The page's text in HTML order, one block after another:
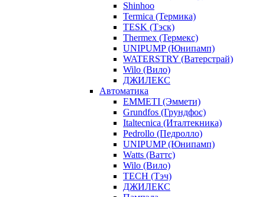
Shinhoo
Termica (Термика)
TESK (Тэск)
Thermex (Термекс)
UNIPUMP (Юнипамп)
WATERSTRY (Ватерстрай)
Wilo (Вило)
ДЖИЛЕКС
Автоматика
EMMETI (Эммети)
Grundfos (Грундфос)
Italtecnica (Италтекника)
Pedrollo (Педролло)
UNIPUMP (Юнипамп)
Watts (Ваттс)
Wilo (Вило)
TECH (Тэч)
ДЖИЛЕКС